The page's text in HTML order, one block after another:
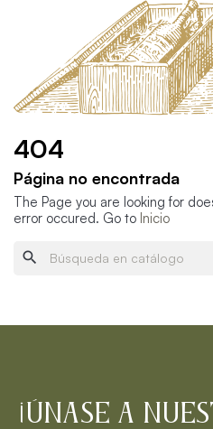
404
Página no encontrada
The Page you are looking for
error occured. Go to Inicio
search
¡Únase a